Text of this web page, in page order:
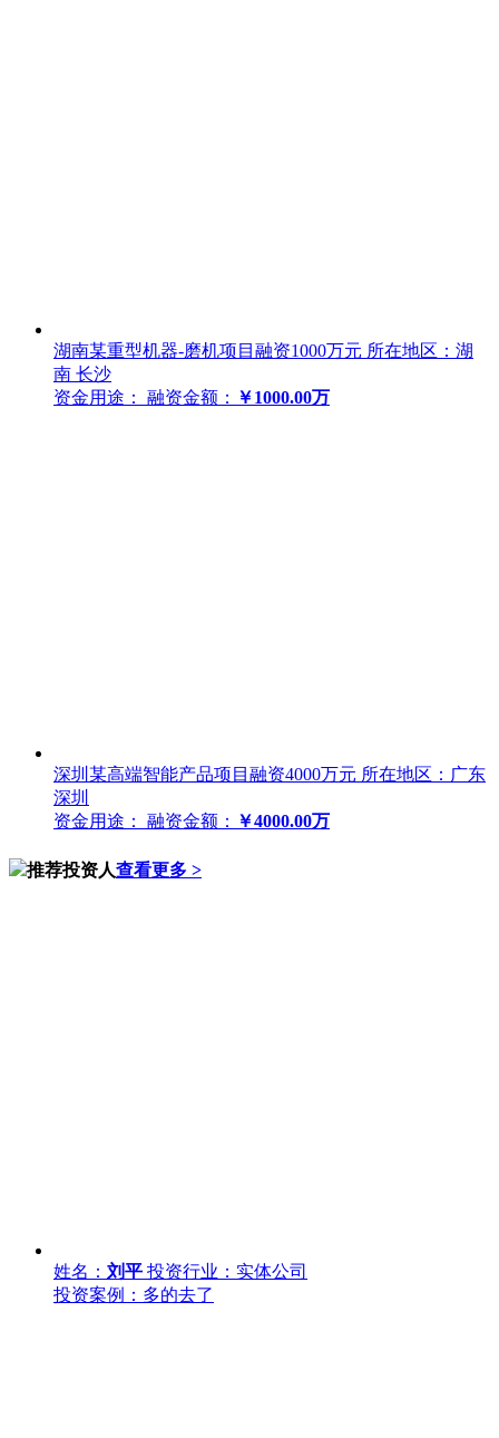
湖南某重型机器-磨机项目融资1000万元 所在地区：湖
南 长沙
资金用途：
融资金额： ￥1000.00万
深圳某高端智能产品项目融资4000万元 所在地区：广东
深圳
资金用途：
融资金额： ￥4000.00万
推荐投资人查看更多 >
姓名： 刘平 投资行业：实体公司
投资案例：多的去了